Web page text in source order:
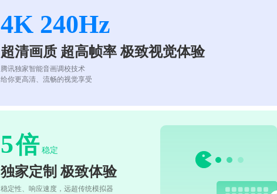
4K 240Hz
超清画质 超高帧率 极致视觉体验
腾讯独家智能音画调校技术
给你更高清、流畅的视觉享受
5倍 稳定
独家定制 极致体验
稳定性、响应速度，远超传统模拟器